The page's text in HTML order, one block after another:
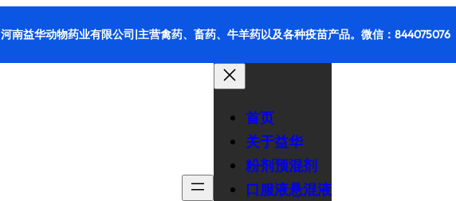
河南益华动物药业有限公司|主营禽药、畜药、牛羊药以及各种疫苗产品。微信：844075076
首页
关于益华
粉剂预混剂
口服液悬混液